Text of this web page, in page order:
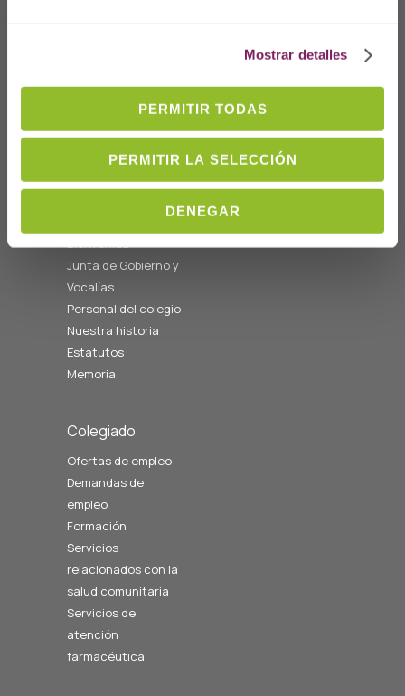
Mostrar detalles
PERMITIR TODAS
PERMITIR LA SELECCIÓN
DENEGAR
C/Prim 2, 1º
Telf: 943 42 91 14
08:00 a 14:00
cofgipuzkoa@cofgipuzkoa.eus
Quiénes somos
Bienvenida
Junta de Gobierno y
Vocalías
Personal del colegio
Nuestra historia
Estatutos
Memoria
Colegiado
Ofertas de empleo
Demandas de
empleo
Formación
Servicios
relacionados con la
salud comunitaria
Servicios de
atención
farmacéutica